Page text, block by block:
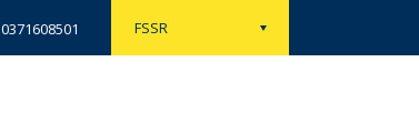
FSSR
0371608501